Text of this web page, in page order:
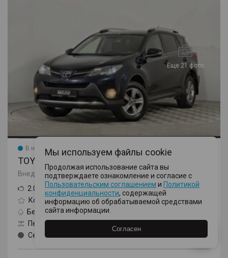
Еще 21 фото
В наличии
TOYOTA RAV4
Внедорожник, IV поколение (CA40)
2.0 CVT (146 л.с.)
Комфорт Плюс
Бензин
Передний
Серый
Мы используем файлы cookie
Продолжая использование сайта вы
подтверждаете ознакомление и согласие с
Пользовательским соглашением и Политикой
конфиденциальности, содержащей
информацию об обрабатываемой средствами
сайта информации.
Согласен